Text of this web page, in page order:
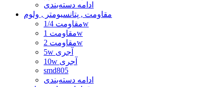
ادامه دسته‌بندی
مقاومت , پتانسیومتر , ولوم
مقاومت 1/4w
مقاومت 1w
مقاومت 2w
5w آجری
10w آجری
smd805
ادامه دسته‌بندی